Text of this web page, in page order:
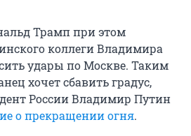
Трамп при этом
коллеги Владимира
удары по Москве. Таким
хочет сбавить градус,
России Владимир Путин
о прекращении огня.